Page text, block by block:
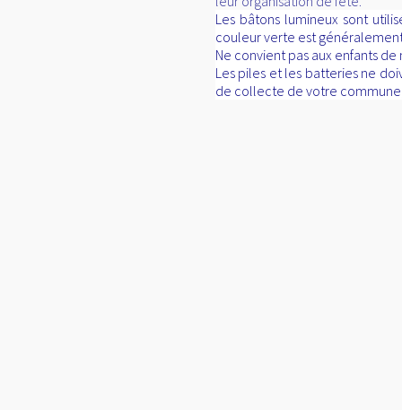
Les bâtons lumineux sont
couleur verte est
Ne convient pas aux enfants
Les piles et les batteries ne
de collecte de votre